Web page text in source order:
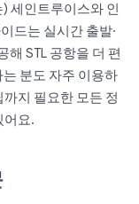
세인트루이스와 인
드는 실시간 출발·
해 STL 공항을 더 편
분도 자주 이용하
지 필요한 모든 정
어요.